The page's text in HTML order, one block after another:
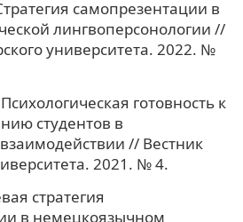
самопрезентации в
лингвоперсонологии //
университета. 2022. №
готовность к
студентов в
// Вестник
2021. № 4.
стратегия
в немецкоязычном